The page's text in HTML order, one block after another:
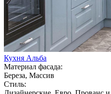
Кухня Альба
Материал фасада:
Береза, Массив
Стиль: